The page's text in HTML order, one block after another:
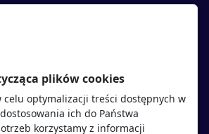
Polityka cookies
Polityka prywatności
plików cookies
optymalizacji treści dostępnych w
ich do Państwa
korzystamy z informacji